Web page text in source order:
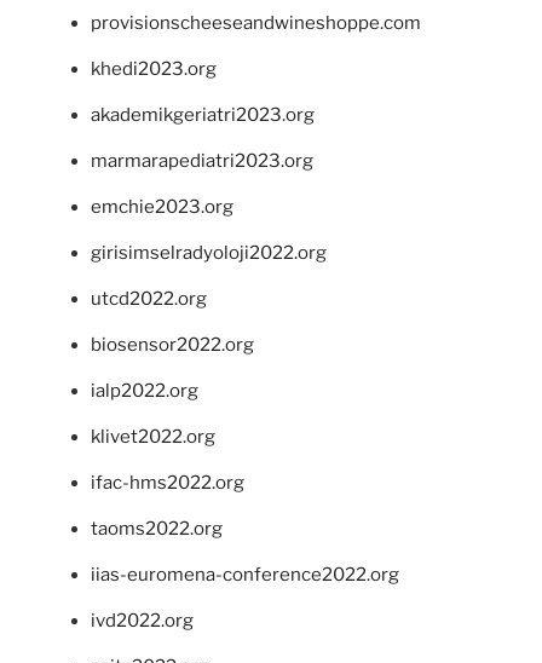
provisionscheeseandwineshoppe.com
khedi2023.org
akademikgeriatri2023.org
marmarapediatri2023.org
emchie2023.org
girisimselradyoloji2022.org
utcd2022.org
biosensor2022.org
ialp2022.org
klivet2022.org
ifac-hms2022.org
taoms2022.org
iias-euromena-conference2022.org
ivd2022.org